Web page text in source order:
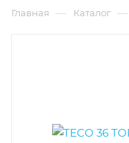
Главная — Каталог —